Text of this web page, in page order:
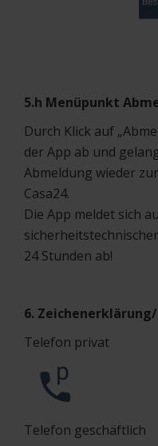
5.h Menüpunkt
Durch Klick auf
der App ab und
Abmeldung wieder
Casa24.
Die App meldet sich
24 Stunden ab!
6.
Telefon privat
Telefon geschäftlich